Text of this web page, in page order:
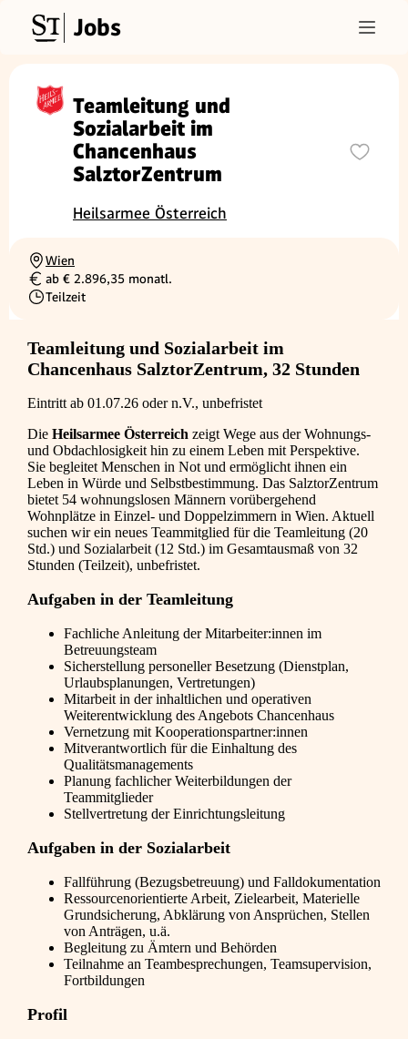
Jobs
Teamleitung und
Sozialarbeit im
Chancenhaus
SalztorZentrum
Heilsarmee Österreich
Ortschaft
Wien
Gehalt
ab € 2.896,35 monatl.
Beschäftigungsart
Teilzeit
Teamleitung und Sozialarbeit im
Chancenhaus SalztorZentrum, 32 Stunden
Eintritt ab 01.07.26 oder n.V., unbefristet
Die Heilsarmee Österreich zeigt Wege aus der Wohnungs-
und Obdachlosigkeit hin zu einem Leben mit Perspektive.
Sie begleitet Menschen in Not und ermöglicht ihnen ein
Leben in Würde und Selbstbestimmung. Das SalztorZentrum
bietet 54 wohnungslosen Männern vorübergehend
Wohnplätze in Einzel- und Doppelzimmern in Wien. Aktuell
suchen wir ein neues Teammitglied für die Teamleitung (20
Std.) und Sozialarbeit (12 Std.) im Gesamtausmaß von 32
Stunden (Teilzeit), unbefristet.
Aufgaben in der Teamleitung
Fachliche Anleitung der Mitarbeiter:innen im
Betreuungsteam
Sicherstellung personeller Besetzung (Dienstplan,
Urlaubsplanungen, Vertretungen)
Mitarbeit in der inhaltlichen und operativen
Weiterentwicklung des Angebots Chancenhaus
Vernetzung mit Kooperationspartner:innen
Mitverantwortlich für die Einhaltung des
Qualitätsmanagements
Planung fachlicher Weiterbildungen der
Teammitglieder
Stellvertretung der Einrichtungsleitung
Aufgaben in der Sozialarbeit
Fallführung (Bezugsbetreuung) und Falldokumentation
Ressourcenorientierte Arbeit, Zielearbeit, Materielle
Grundsicherung, Abklärung von Ansprüchen, Stellen
von Anträgen, u.ä.
Begleitung zu Ämtern und Behörden
Teilnahme an Teambesprechungen, Teamsupervision,
Fortbildungen
Profil